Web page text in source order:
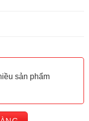
sản phẩm
số lượng